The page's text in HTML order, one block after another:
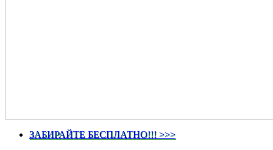
ЗАБИРАЙТЕ БЕСПЛАТНО!!! >>>